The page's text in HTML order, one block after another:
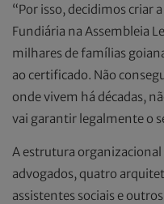
“Por isso, decidimos criar
Fundiária na Assembleia
milhares de famílias
ao certificado. Não
onde vivem há décadas,
vai garantir legalmente o
A estrutura
advogados, quatro
assistentes sociais e